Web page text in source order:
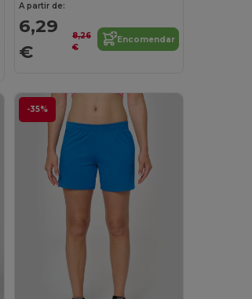
A partir de:
6,29
€
8,26
€
Encomendar
-35%